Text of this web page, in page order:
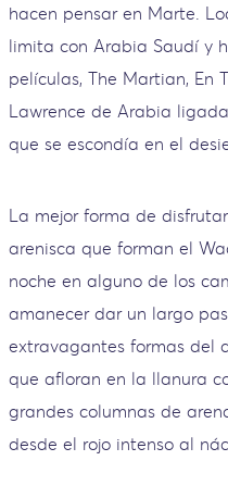
hacen pensar en Marte.
limita con Arabia Saudí y
películas, The Martian, En
Lawrence de Arabia
que se escondía en el
La mejor forma de
arenisca que forman el
noche en alguno de los
amanecer dar un largo
extravagantes formas del
que afloran en la llanura
grandes columnas de
desde el rojo intenso al